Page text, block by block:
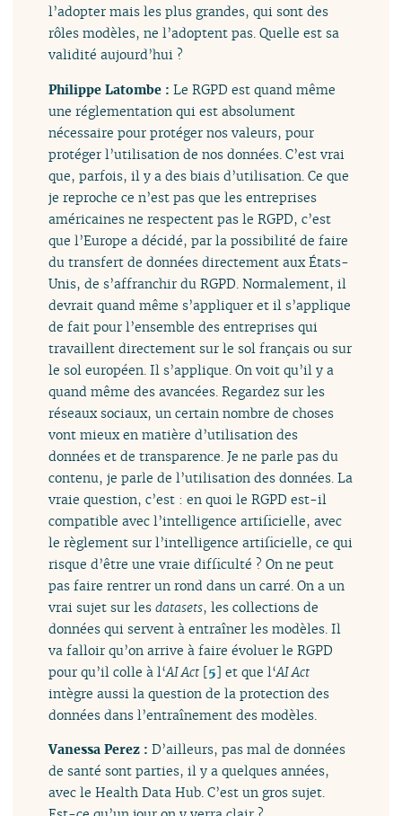
l’adopter mais les plus grandes, qui sont des
rôles modèles, ne l’adoptent pas. Quelle est sa
validité aujourd’hui ?
Philippe Latombe :Le RGPD est quand même
une réglementation qui est absolument
nécessaire pour protéger nos valeurs, pour
protéger l’utilisation de nos données. C’est vrai
que, parfois, il y a des biais d’utilisation. Ce que
je reproche ce n’est pas que les entreprises
américaines ne respectent pas le RGPD, c’est
que l’Europe a décidé, par la possibilité de faire
du transfert de données directement aux États-
Unis, de s’affranchir du RGPD. Normalement, il
devrait quand même s’appliquer et il s’applique
de fait pour l’ensemble des entreprises qui
travaillent directement sur le sol français ou sur
le sol européen. Il s’applique. On voit qu’il y a
quand même des avancées. Regardez sur les
réseaux sociaux, un certain nombre de choses
vont mieux en matière d’utilisation des
données et de transparence. Je ne parle pas du
contenu, je parle de l’utilisation des données. La
vraie question, c’est : en quoi le RGPD est-il
compatible avec l’intelligence artificielle, avec
le règlement sur l’intelligence artificielle, ce qui
risque d’être une vraie difficulté ? On ne peut
pas faire rentrer un rond dans un carré. On a un
vrai sujet sur lesdatasets, les collections de
données qui servent à entraîner les modèles. Il
va falloir qu’on arrive à faire évoluer le RGPD
pour qu’il colle à l‘AI Act [5] et que l‘AI Act
intègre aussi la question de la protection des
données dans l’entraînement des modèles.
Vanessa Perez :D’ailleurs, pas mal de données
de santé sont parties, il y a quelques années,
avec le Health Data Hub. C’est un gros sujet.